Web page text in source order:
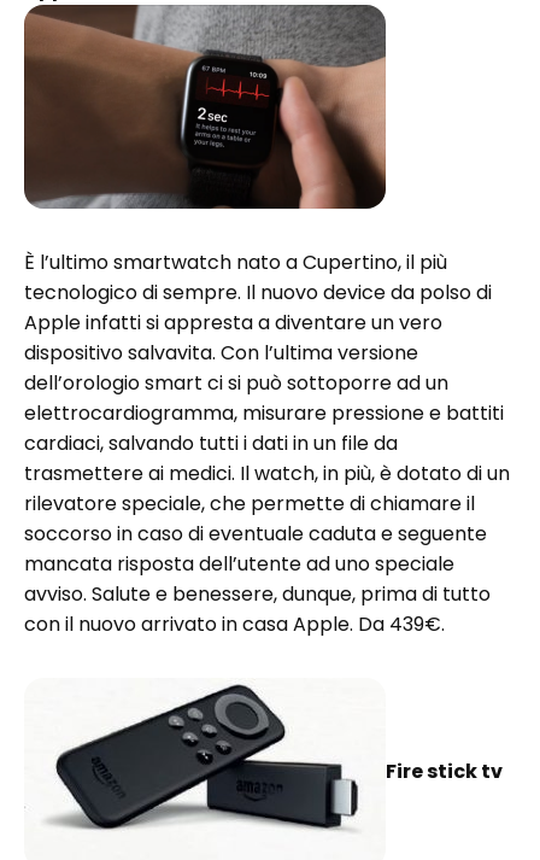
È l’ultimo smartwatch nato a Cupertino, il più
tecnologico di sempre. Il nuovo device da polso di
Apple infatti si appresta a diventare un vero
dispositivo salvavita. Con l’ultima versione
dell’orologio smart ci si può sottoporre ad un
elettrocardiogramma, misurare pressione e battiti
cardiaci, salvando tutti i dati in un file da
trasmettere ai medici. Il watch, in più, è dotato di un
rilevatore speciale, che permette di chiamare il
soccorso in caso di eventuale caduta e seguente
mancata risposta dell’utente ad uno speciale
avviso. Salute e benessere, dunque, prima di tutto
con il nuovo arrivato in casa Apple. Da 439€.
Fire stick tv